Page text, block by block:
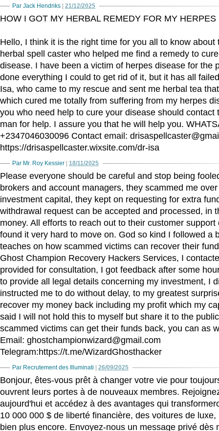
Par Jack Hendriks 21/12/2025
HOW I GOT MY HERBAL REMEDY FOR MY HERPES
Hello, I think it is the right time for you all to know about
herbal spell caster who helped me find a remedy to
disease. I have been a victim of herpes disease for the
done everything I could to get rid of it, but it has all
Isa, who came to my rescue and sent me herbal tea
which cured me totally from suffering from my herpes
you who need help to cure your disease should contact
man for help. I assure you that he will help you.
+2347046030096 Contact email:
https://drisaspellcaster.wixsite.com/dr-isa
Par Mr. Roy Kessier 18/11/2025
Please everyone should be careful and stop being
brokers and account managers, they scammed me
investment capital, they kept on requesting for extra
withdrawal request can be accepted and processed, in
money. All efforts to reach out to their customer
found it very hard to move on. God so kind I followed a
teaches on how scammed victims can recover their
Ghost Champion Recovery Hackers Services, I
provided for consultation, I got feedback after some
to provide all legal details concerning my investment, I
instructed me to do without delay, to my greatest
recover my money back including my profit which my
said I will not hold this to myself but share it to the
scammed victims can get their funds back, you can as
Email: ghostchampionwizard@gmail.com
Telegram:https://t.me/WizardGhosthacker
Par Recrutement des Illuminati 26/09/2025
Bonjour, êtes-vous prêt à changer votre vie pour
ouvrent leurs portes à de nouveaux membres.
aujourd'hui et accédez à des avantages qui
10 000 000 $ de liberté financière, des voitures de
bien plus encore. Envoyez-nous un message privé dès